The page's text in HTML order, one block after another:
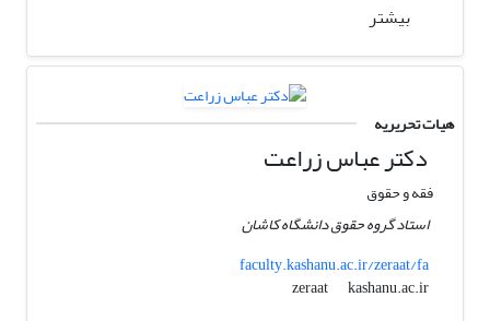
بیشتر
هیات تحریریه
دکتر عباس زراعت
فقه و حقوق
استاد گروه حقوق دانشگاه کاشان
faculty.kashanu.ac.ir/zeraat/fa
zeraat
kashanu.ac.ir